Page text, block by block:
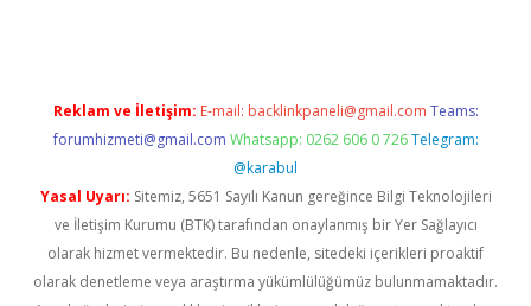
Reklam ve İletişim: E-mail: backlinkpaneli@gmail.com Teams:
forumhizmeti@gmail.com Whatsapp: 0262 606 0 726 Telegram:
@karabul
Yasal Uyarı: Sitemiz, 5651 Sayılı Kanun gereğince Bilgi Teknolojileri
ve İletişim Kurumu (BTK) tarafından onaylanmış bir Yer Sağlayıcı
olarak hizmet vermektedir. Bu nedenle, sitedeki içerikleri proaktif
olarak denetleme veya araştırma yükümlülüğümüz bulunmamaktadır.